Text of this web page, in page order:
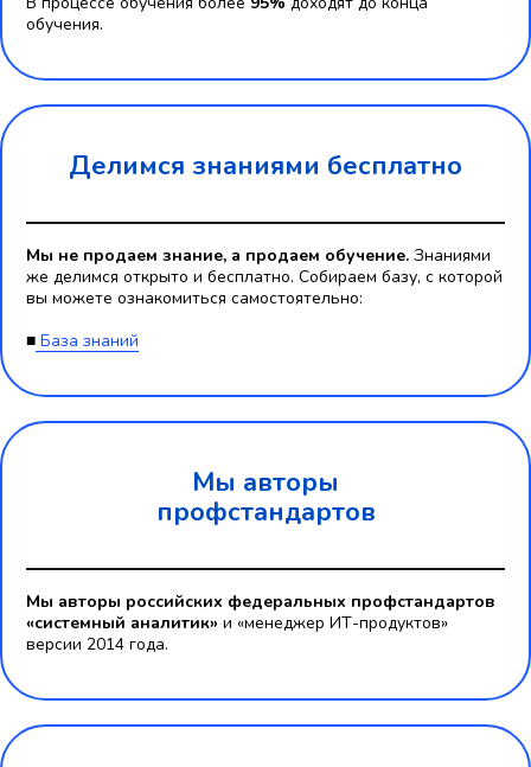
обучения.
Делимся знаниями бесплатно
Мы не продаем знание, а продаем обучение. Знаниями
же делимся открыто и бесплатно. Собираем базу, с которой
вы можете ознакомиться самостоятельно:
■ База знаний
Мы авторы
профстандартов
Мы авторы российских федеральных профстандартов
«системный аналитик» и «менеджер ИТ-продуктов»
версии 2014 года.